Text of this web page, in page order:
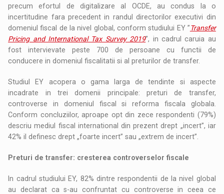
precum efortul de digitalizare al OCDE, au condus la o
incertitudine fara precedent in randul directorilor executivi din
domeniul fiscal de la nivel global, conform studiului EY ”Transfer
Pricing and International Tax Survey 2019”, in cadrul caruia au
fost intervievate peste 700 de persoane cu functii de
conducere in domeniul fiscalitatii si al preturilor de transfer.
Studiul EY acopera o gama larga de tendinte si aspecte
incadrate in trei domenii principale: preturi de transfer,
controverse in domeniul fiscal si reforma fiscala globala.
Conform concluziilor, aproape opt din zece respondenti (79%)
descriu mediul fiscal international din prezent drept „incert”, iar
42% il definesc drept „foarte incert” sau „extrem de incert”.
Preturi de transfer: cresterea controverselor fiscale
In cadrul studiului EY, 82% dintre respondentii de la nivel global
au declarat ca s-au confruntat cu controverse in ceea ce